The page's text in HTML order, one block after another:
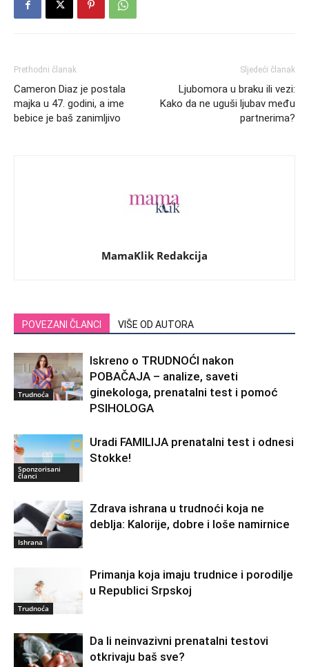
Prethodni članak
Cameron Diaz je postala
majka u 47. godini, a ime
bebice je baš zanimljivo
Sljedeći članak
Ljubomora u braku ili vezi:
Kako da ne uguši ljubav među
partnerima?
MamaKlik Redakcija
POVEZANI ČLANCI VIŠE OD AUTORA
Trudnoća
Iskreno o TRUDNOĆI nakon
POBAČAJA – analize, saveti
ginekologa, prenatalni test i pomoć
PSIHOLOGA
Sponzorisani
članci
Uradi FAMILIJA prenatalni test i odnesi
Stokke!
Ishrana
Zdrava ishrana u trudnoći koja ne
deblja: Kalorije, dobre i loše namirnice
Trudnoća
Primanja koja imaju trudnice i porodilje
u Republici Srpskoj
Da li neinvazivni prenatalni testovi
otkrivaju baš sve?